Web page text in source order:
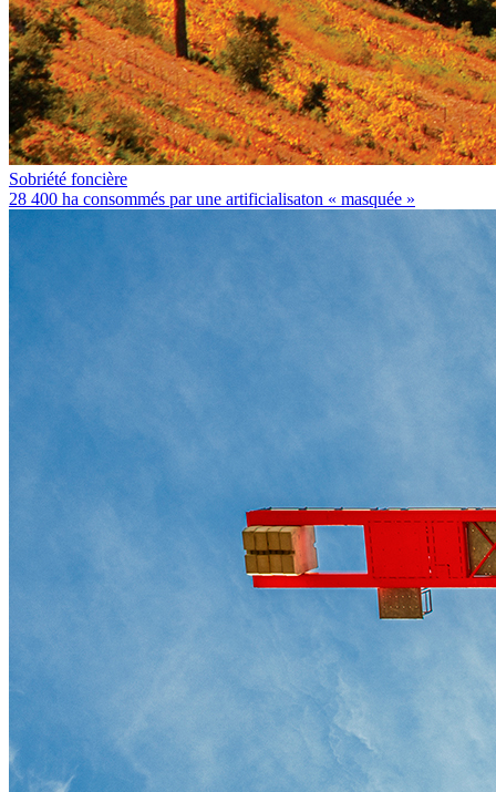
Sobriété foncière
28 400 ha consommés par une artificialisaton « masquée »